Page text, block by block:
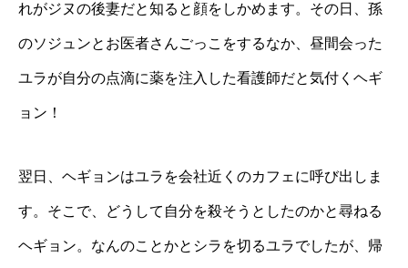
れがジヌの後妻だと知ると顔をしかめます。その日、孫
のソジュンとお医者さんごっこをするなか、昼間会った
ユラが自分の点滴に薬を注入した看護師だと気付くヘギ
ョン！
翌日、ヘギョンはユラを会社近くのカフェに呼び出しま
す。そこで、どうして自分を殺そうとしたのかと尋ねる
ヘギョン。なんのことかとシラを切るユラでしたが、帰